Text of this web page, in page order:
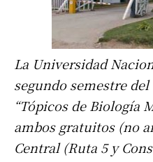
La Universidad
segundo semestre
“Tópicos de Biología
ambos gratuitos (no
Central (Ruta 5 y